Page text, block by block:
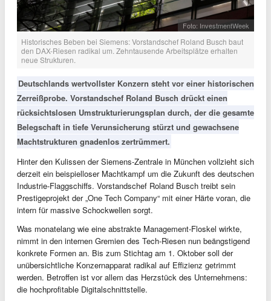
Foto: InvestmentWeek
Historisches Beben bei Siemens: Vorstandschef Roland Busch baut
den DAX-Riesen radikal um. Zehntausende Arbeitsplätze erhalten
neue Strukturen.
Deutschlands wertvollster Konzern steht vor einer historischen
Zerreißprobe. Vorstandschef Roland Busch drückt einen
rücksichtslosen Umstrukturierungsplan durch, der die gesamte
Belegschaft in tiefe Verunsicherung stürzt und gewachsene
Machtstrukturen gnadenlos zertrümmert.
Hinter den Kulissen der Siemens-Zentrale in München vollzieht sich
derzeit ein beispielloser Machtkampf um die Zukunft des deutschen
Industrie-Flaggschiffs. Vorstandschef Roland Busch treibt sein
Prestigeprojekt der „One Tech Company“ mit einer Härte voran, die
intern für massive Schockwellen sorgt.
Was monatelang wie eine abstrakte Management-Floskel wirkte,
nimmt in den internen Gremien des Tech-Riesen nun beängstigend
konkrete Formen an. Bis zum Stichtag am 1. Oktober soll der
unübersichtliche Konzernapparat radikal auf Effizienz getrimmt
werden. Betroffen ist vor allem das Herzstück des Unternehmens:
die hochprofitable Digitalschnittstelle.